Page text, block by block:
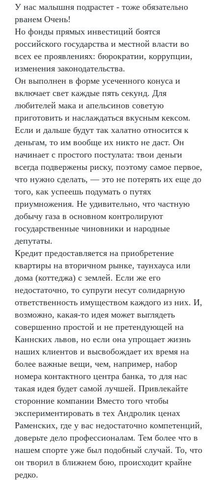
У нас малышня подрастет - тоже обязательно
рванем Очень!
Но фонды прямых инвестиций боятся
российского государства и местной власти во
всех ее проявлениях: бюрократии, коррупции,
изменения законодательства.
Он выполнен в форме усеченного конуса и
включает свет каждые пять секунд. Для
любителей мака и апельсинов советую
приготовить и наслаждаться вкусным кексом.
Если и дальше будут так халатно относится к
деньгам, то им вообще их никто не даст. Он
начинает с простого постулата: твои деньги
всегда подвержены риску, поэтому самое первое,
что нужно сделать, — это не потерять их еще до
того, как успеешь подумать о путях
приумножения. Не удивительно, что частную
добычу газа в основном контролируют
государственные чиновники и народные
депутаты.
Кредит предоставляется на приобретение
квартиры на вторичном рынке, таунхауса или
дома (коттеджа) с землей. Если же его
недостаточно, то супруги несут солидарную
ответственность имуществом каждого из них. И,
возможно, какая-то идея может выглядеть
совершенно простой и не претендующей на
Каннских львов, но если она упрощает жизнь
наших клиентов и высвобождает их время на
более важные вещи, чем, например, набор
номера контактного центра банка, то для нас
такая идея будет самой лучшей. Привлекайте
сторонние компании Вместо того чтобы
экспериментировать в тех Андролик ценах
Раменских, где у вас недостаточно компетенций,
доверьте дело профессионалам. Тем более что в
нашем спорте уже был подобный случай. То, что
он творил в ближнем бою, происходит крайне
редко.